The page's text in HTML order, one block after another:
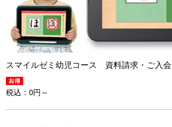
スマイルゼミ幼児コース 資料請求・ご入会
税込： 0円～